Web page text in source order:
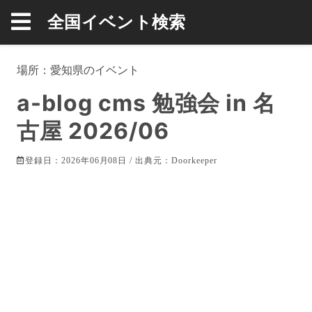
全国イベント検索
場所： 愛知県のイベント
a-blog cms 勉強会 in 名
古屋 2026/06
登録日：2026年06月08日 / 出典元：Doorkeeper